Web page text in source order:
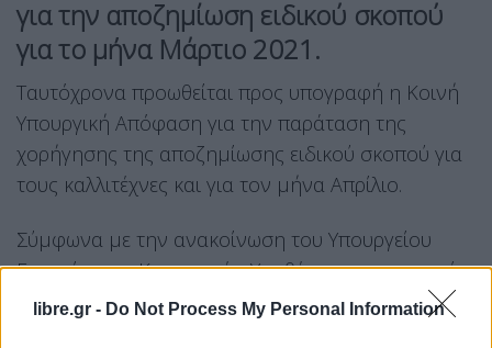
libre.gr - Do Not Process My Personal Information
για την αποζημίωση ειδικού σκοπού
για το μήνα Μάρτιο 2021.
Ταυτόχρονα προωθείται προς υπογραφή η Κοινή
Υπουργική Απόφαση για την παράταση της
χορήγησης της αποζημίωσης ειδικού σκοπού για
τους καλλιτέχνες και για τον μήνα Απρίλιο.
Σύμφωνα με την ανακοίνωση του Υπουργείου
Εργασίας και Κοινωνικών Υποθέσεων, μονομερείς
δηλώσεις μπορούν να υποβάλουν κατά το